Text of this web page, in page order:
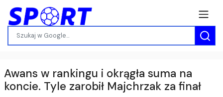
Awans w rankingu i okrągła suma na
koncie. Tyle zarobił Majchrzak za finał